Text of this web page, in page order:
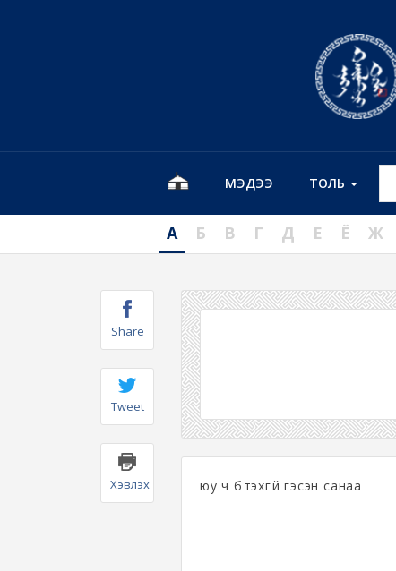
МЭДЭЭ ТОЛЬ
А Б В Г Д Е Ё Ж
Share
Tweet
Хэвлэх юу ч бүтэхгүй гэсэн санаа